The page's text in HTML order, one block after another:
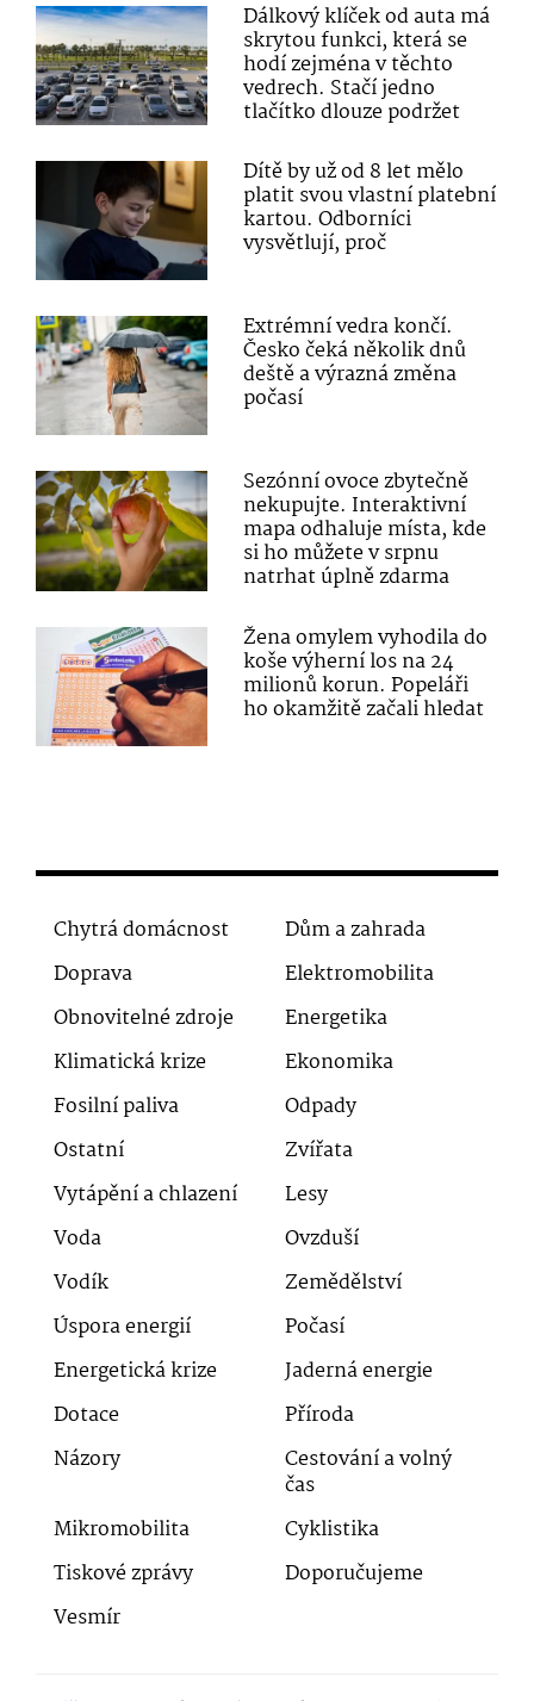
Dálkový klíček od auta má
skrytou funkci, která se
hodí zejména v těchto
vedrech. Stačí jedno
tlačítko dlouze podržet
Dítě by už od 8 let mělo
platit svou vlastní platební
kartou. Odborníci
vysvětlují, proč
Extrémní vedra končí.
Česko čeká několik dnů
deště a výrazná změna
počasí
Sezónní ovoce zbytečně
nekupujte. Interaktivní
mapa odhaluje místa, kde
si ho můžete v srpnu
natrhat úplně zdarma
Žena omylem vyhodila do
koše výherní los na 24
milionů korun. Popeláři
ho okamžitě začali hledat
Chytrá domácnost
Dům a zahrada
Doprava
Elektromobilita
Obnovitelné zdroje
Energetika
Klimatická krize
Ekonomika
Fosilní paliva
Odpady
Ostatní
Zvířata
Vytápění a chlazení
Lesy
Voda
Ovzduší
Vodík
Zemědělství
Úspora energií
Počasí
Energetická krize
Jaderná energie
Dotace
Příroda
Názory
Cestování a volný
čas
Mikromobilita
Cyklistika
Tiskové zprávy
Doporučujeme
Vesmír